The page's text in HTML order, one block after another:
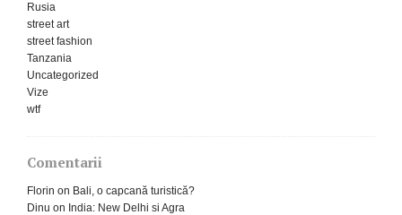
Rusia
street art
street fashion
Tanzania
Uncategorized
Vize
wtf
Comentarii
Florin on Bali, o capcană turistică?
Dinu on India: New Delhi si Agra